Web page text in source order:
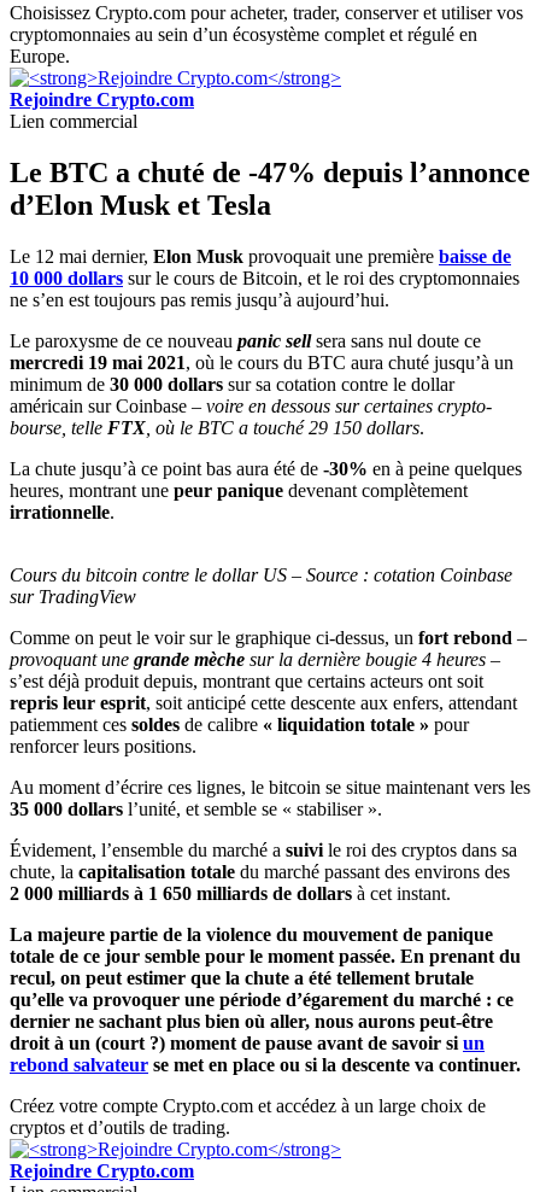
Choisissez Crypto.com pour acheter, trader, conserver et utiliser vos
cryptomonnaies au sein d’un écosystème complet et régulé en
Europe.
Rejoindre Crypto.com
Lien commercial
Le BTC a chuté de -47% depuis l’annonce
d’Elon Musk et Tesla
Le 12 mai dernier, Elon Musk provoquait une première baisse de
10 000 dollars sur le cours de Bitcoin, et le roi des cryptomonnaies
ne s’en est toujours pas remis jusqu’à aujourd’hui.
Le paroxysme de ce nouveau panic sellsera sans nul doute ce
mercredi 19 mai 2021, où le cours du BTC aura chuté jusqu’à un
minimum de 30 000 dollars sur sa cotation contre le dollar
américain sur Coinbase – voire en dessous sur certaines crypto-
bourse, telle FTX , où le BTC a touché 29 150 dollars.
La chute jusqu’à ce point bas aura été de -30% en à peine quelques
heures, montrant une peur panique devenant complètement
irrationnelle.
Cours du bitcoin contre le dollar US – Source : cotation Coinbase
sur TradingView
Comme on peut le voir sur le graphique ci-dessus, un fort rebond –
provoquant une grande mèche sur la dernière bougie 4 heures –
s’est déjà produit depuis, montrant que certains acteurs ont soit
repris leur esprit, soit anticipé cette descente aux enfers, attendant
patiemment ces soldes de calibre « liquidation totale » pour
renforcer leurs positions.
Au moment d’écrire ces lignes, le bitcoin se situe maintenant vers les
35 000 dollars l’unité, et semble se « stabiliser ».
Évidement, l’ensemble du marché a suivi le roi des cryptos dans sa
chute, la capitalisation totale du marché passant des environs des
2 000 milliards à 1 650 milliards de dollars à cet instant.
La majeure partie de la violence du mouvement de panique
totale de ce jour semble pour le moment passée. En prenant du
recul, on peut estimer que la chute a été tellement brutale
qu’elle va provoquer une période d’égarement du marché : ce
dernier ne sachant plus bien où aller, nous aurons peut-être
droit à un (court ?) moment de pause avant de savoir si un
rebond salvateur se met en place ou si la descente va continuer.
Créez votre compte Crypto.com et accédez à un large choix de
cryptos et d’outils de trading.
Rejoindre Crypto.com